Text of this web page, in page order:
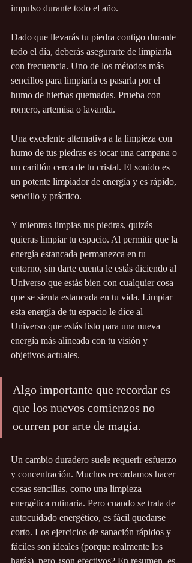
impulso durante todo el año.
Dado que llevarás tu piedra contigo durante
todo el día, deberás asegurarte de limpiarla
con frecuencia. Uno de los métodos más
sencillos para limpiarla es pasarla por el
humo de hierbas quemadas. Prueba con
romero, artemisa o lavanda.
Una excelente alternativa a la limpieza con
humo de tus piedras es tocar una campana o
un carillón cerca de tu cristal. El sonido es
un potente limpiador de energía y es rápido,
sencillo y práctico.
Y mientras limpias tus piedras, quizás
quieras limpiar tu espacio. Al permitir que la
energía estancada permanezca en tu
entorno, sin darte cuenta le estás diciendo al
Universo que estás bien con cualquier cosa
que se sienta estancada en tu vida. Limpiar
esta energía de tu espacio le dice al
Universo que estás listo para una nueva
energía más alineada con tu visión y
objetivos actuales.
Algo importante que recordar es
que los nuevos comienzos no
ocurren por arte de magia.
Un cambio duradero suele requerir esfuerzo
y concentración. Muchos recordamos hacer
cosas sencillas, como una limpieza
energética rutinaria. Pero cuando se trata de
autocuidado energético, es fácil quedarse
corto. Los ejercicios de sanación rápidos y
fáciles son ideales (porque realmente los